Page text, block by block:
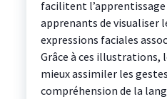
facilitent
apprenants de visualiser
expressions faciales
Grâce à ces illustrations,
mieux assimiler les
compréhension de la